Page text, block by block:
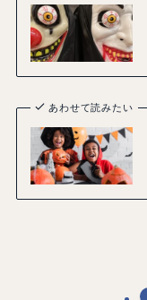
あわせて読みたい